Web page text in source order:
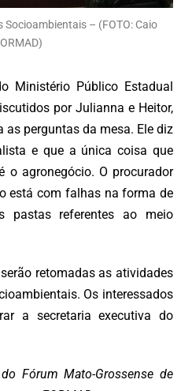
– (FOTO: Caio
Ministério Público Estadual
por Julianna e Heitor,
perguntas da mesa. Ele diz
e que a única coisa que
o agronegócio. O procurador
está com falhas na forma de
pastas referentes ao meio
retomadas as atividades
Os interessados
a secretaria executiva do
Fórum Mato-Grossense de